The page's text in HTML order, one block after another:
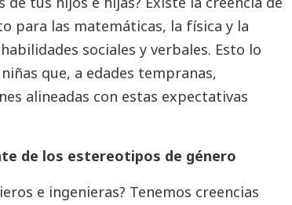
para las matemáticas, la física y la
sociales y verbales. Esto lo
que, a edades tempranas,
alineadas con estas expectativas
de los estereotipos de género
e ingenieras? Tenemos creencias